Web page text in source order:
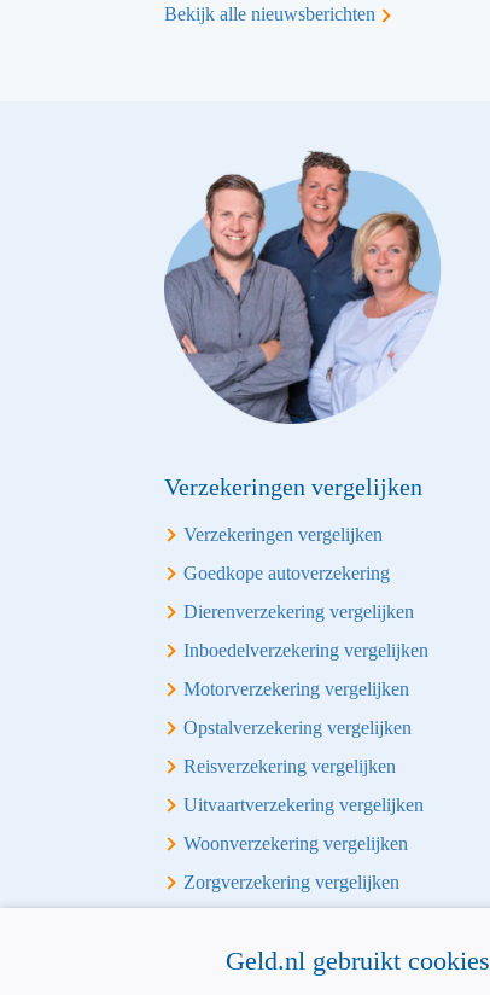
Bekijk alle nieuwsberichten
Verzekeringen vergelijken
Verzekeringen vergelijken
Goedkope autoverzekering
Dierenverzekering vergelijken
Inboedelverzekering vergelijken
Motorverzekering vergelijken
Opstalverzekering vergelijken
Reisverzekering vergelijken
Uitvaartverzekering vergelijken
Woonverzekering vergelijken
Zorgverzekering vergelijken
Geld.nl gebruikt cookies